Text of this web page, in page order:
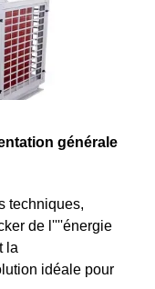
générale
techniques,
de l''''énergie
la
idéale pour